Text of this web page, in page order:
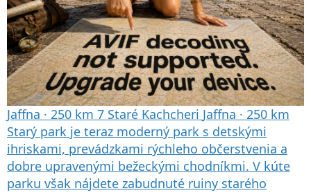
Jaffna · 250 km 7 Staré Kachcheri Jaffna · 250 km
Starý park je teraz moderný park s detskými
ihriskami, prevádzkami rýchleho občerstvenia a
dobre upravenými bežeckými chodníkmi. V kúte
parku však nájdete zabudnuté ruiny starého